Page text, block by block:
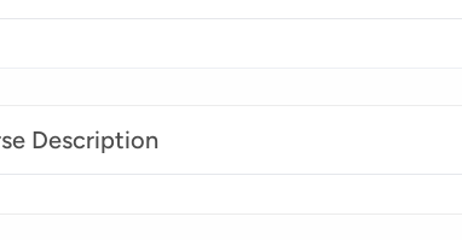
Description